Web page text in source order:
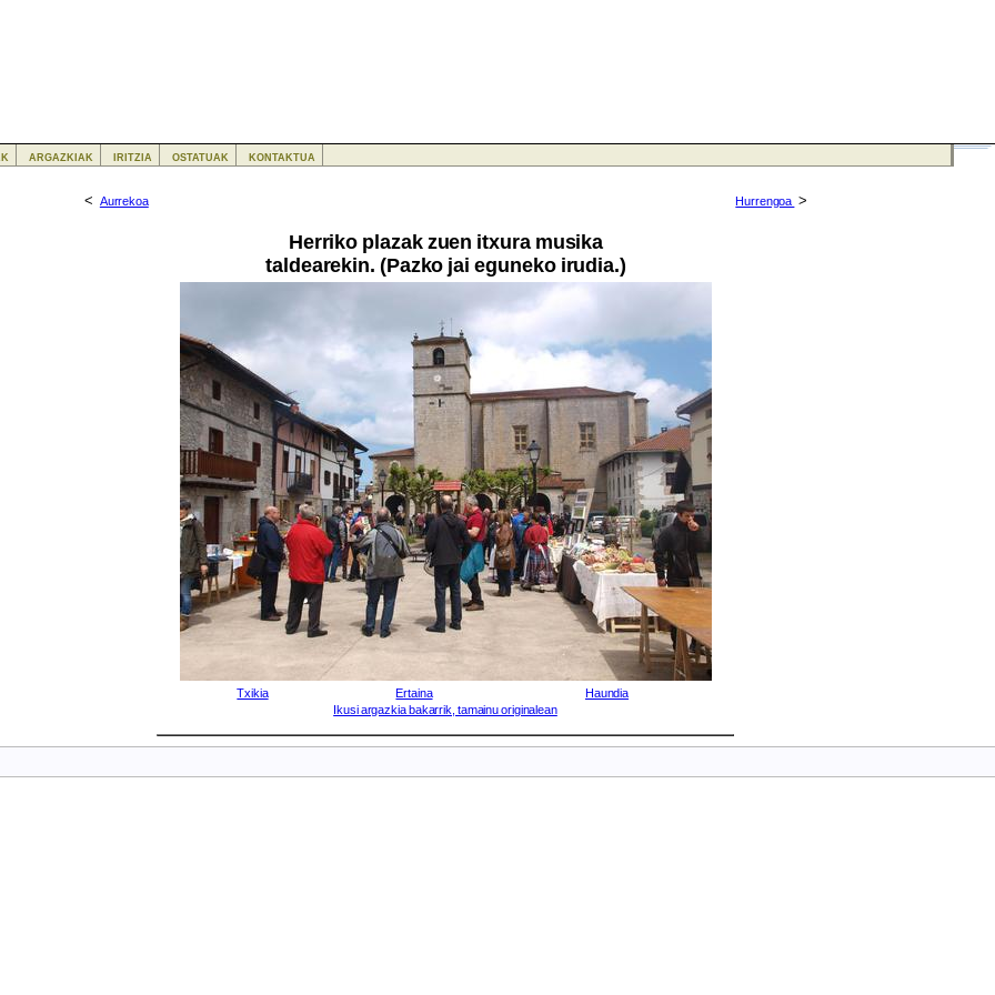
< Aurrekoa
Herriko plazak zuen itxura musika
taldearekin. (Pazko jai eguneko irudia.)
Hurrengoa >
Txikia Ertaina
Haundia
Ikusi argazkia bakarrik, tamainu originalean
argazkiak iritzia ostatuak kontaktua